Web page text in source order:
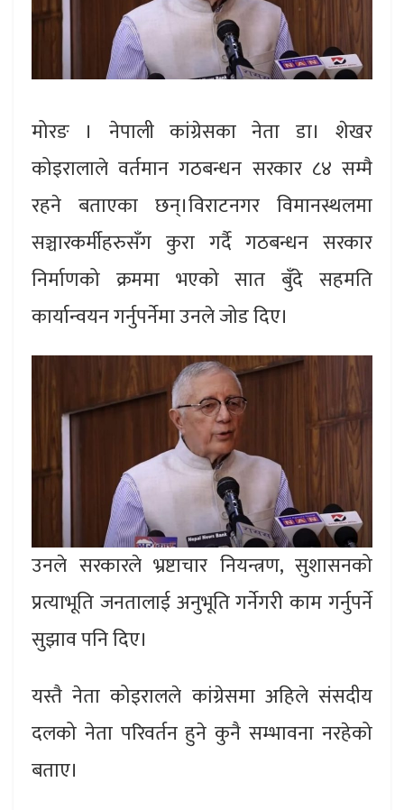
मोरङ । नेपाली कांग्रेसका नेता डा। शेखर
कोइरालाले वर्तमान गठबन्धन सरकार ८४ सम्मै
रहने बताएका छन्।विराटनगर विमानस्थलमा
सञ्चारकर्मीहरुसँग कुरा गर्दै गठबन्धन सरकार
निर्माणको क्रममा भएको सात बुँदे सहमति
कार्यान्वयन गर्नुपर्नेमा उनले जोड दिए।
उनले सरकारले भ्रष्टाचार नियन्त्रण, सुशासनको
प्रत्याभूति जनतालाई अनुभूति गर्नेगरी काम गर्नुपर्ने
सुझाव पनि दिए।
यस्तै नेता कोइरालले कांग्रेसमा अहिले संसदीय
दलको नेता परिवर्तन हुने कुनै सम्भावना नरहेको
बताए।